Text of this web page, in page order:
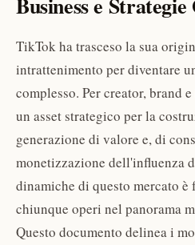
TikTok ha trasceso la sua
intrattenimento per diventare
complesso. Per creator, brand
un asset strategico per la
generazione di valore e, di
monetizzazione dell'influenza
dinamiche di questo mercato è
chiunque operi nel panorama
Questo documento delinea i